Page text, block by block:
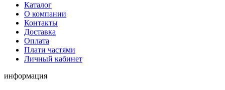
Каталог
О компании
Контакты
Доставка
Оплата
Плати частями
Личный кабинет
информация